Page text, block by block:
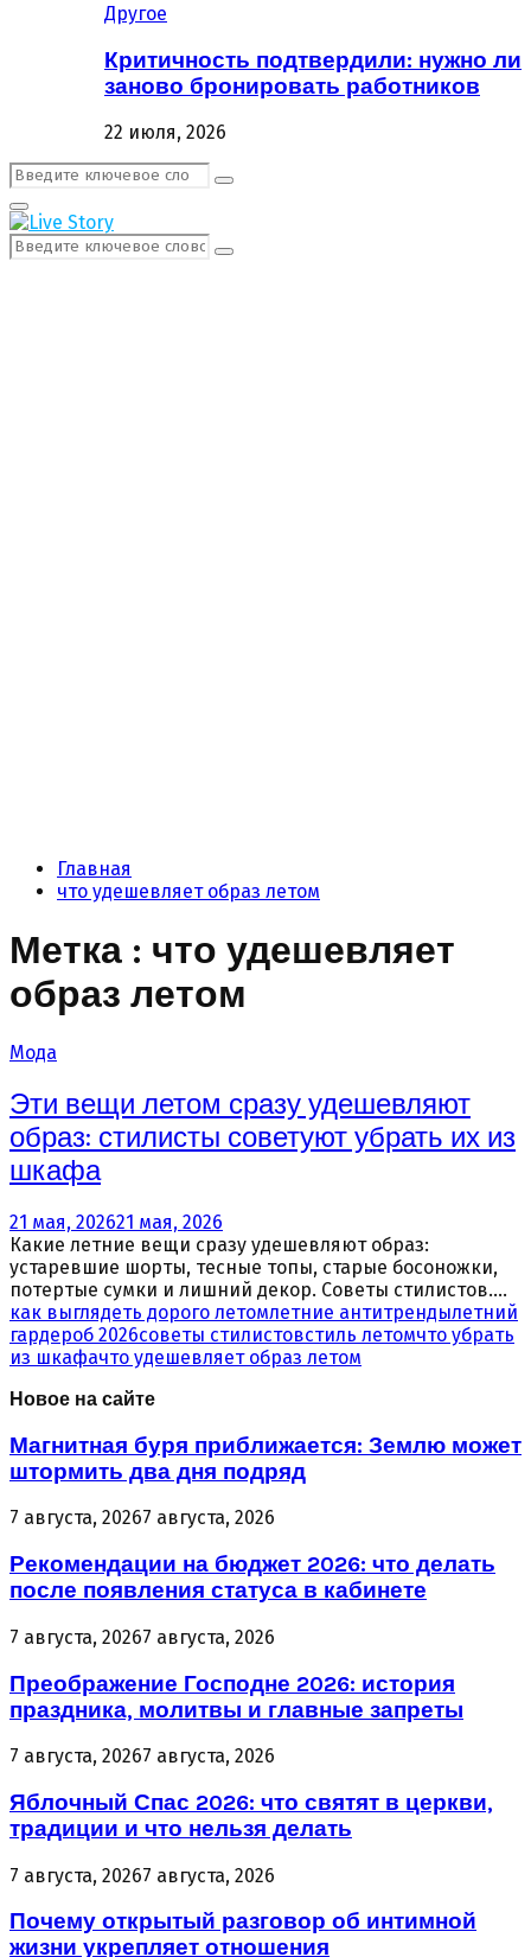
Другое
Критичность подтвердили: нужно ли
заново бронировать работников
22 июля, 2026
Поиск:
Поиск
Первичное
Меню
Поиск:
Поиск
Главная
что удешевляет образ летом
Метка : что удешевляет
образ летом
Мода
Эти вещи летом сразу удешевляют
образ: стилисты советуют убрать их из
шкафа
21 мая, 202621 мая, 2026
Какие летние вещи сразу удешевляют образ:
устаревшие шорты, тесные топы, старые босоножки,
потертые сумки и лишний декор. Советы стилистов....
как выглядеть дорого летомлетние антитрендылетний
гардероб 2026советы стилистовстиль летомчто убрать
из шкафачто удешевляет образ летом
Новое на сайте
Магнитная буря приближается: Землю может
штормить два дня подряд
7 августа, 20267 августа, 2026
Рекомендации на бюджет 2026: что делать
после появления статуса в кабинете
7 августа, 20267 августа, 2026
Преображение Господне 2026: история
праздника, молитвы и главные запреты
7 августа, 20267 августа, 2026
Яблочный Спас 2026: что святят в церкви,
традиции и что нельзя делать
7 августа, 20267 августа, 2026
Почему открытый разговор об интимной
жизни укрепляет отношения